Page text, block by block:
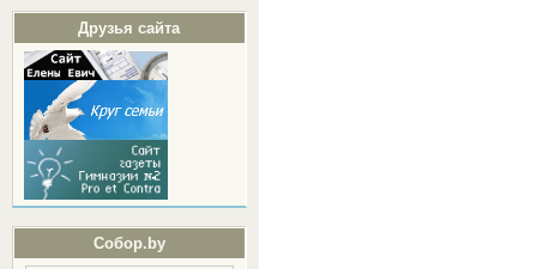
Друзья сайта
Собор.by